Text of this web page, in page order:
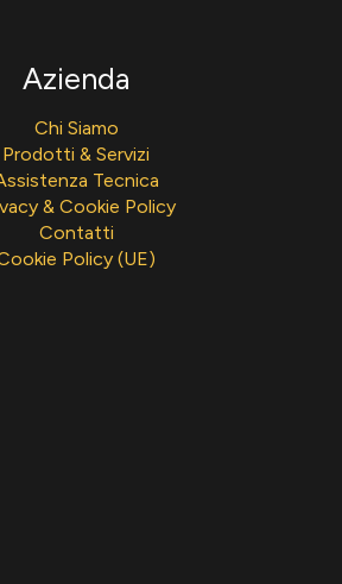
Azienda
Chi Siamo
Prodotti & Servizi
Tecnica
& Cookie Policy
Contatti
Policy (UE)